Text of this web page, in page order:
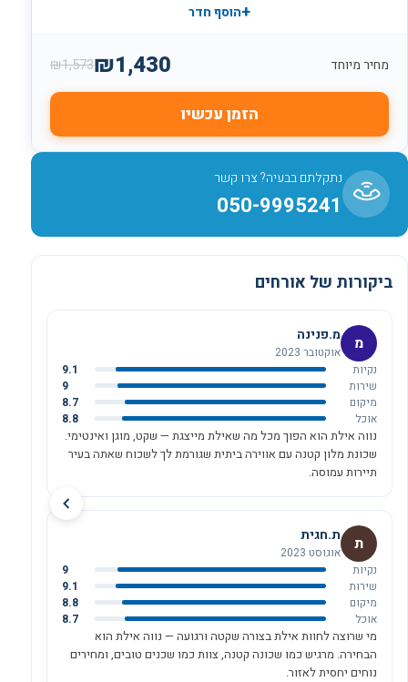
ביקורות של אורחים
מ מ.פנינה
אוקטובר 2023
נקיות
9.1
שירות
9
מיקום
8.7
אוכל
8.8
נווה אילת הוא הפוך מכל מה שאילת מייצגת — שקט, מוגן ואינטימי.
שכונת מלון קטנה עם אווירה ביתית שגורמת לך לשכוח שאתה בעיר
תיירות עמוסה.
ת ת.חגית
אוגוסט 2023
נקיות
9
שירות
9.1
מיקום
8.8
אוכל
8.7
מי שרוצה לחוות אילת בצורה שקטה ורגועה — נווה אילת הוא
הבחירה. מרגיש כמו שכונה קטנה, צוות כמו שכנים טובים, ומחירים
נוחים יחסית לאזור.
+הוסף חדר
מחיר מיוחד ₪1,430
₪1,573
הזמן עכשיו
נתקלתם בבעיה? צרו קשר
050-9995241